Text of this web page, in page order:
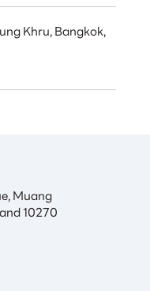
Khru, Bangkok,
Muang
10270